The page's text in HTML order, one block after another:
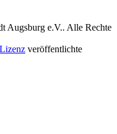
Augsburg e.V.. Alle Rechte
veröffentlichte